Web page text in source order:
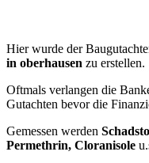
Hier wurde der
in oberhausen zu erstellen.
Oftmals verlangen die
Gutachten bevor die
Gemessen werden
Permethrin, Cloranisole